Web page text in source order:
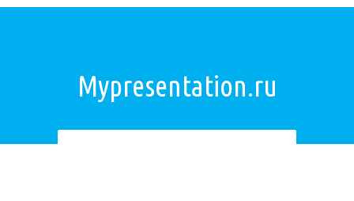
Mypresentation.ru